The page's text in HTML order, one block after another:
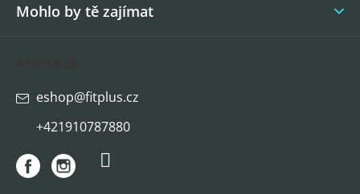
Mohlo by tě zajímat
eshop@fitplus.cz
+421910787880